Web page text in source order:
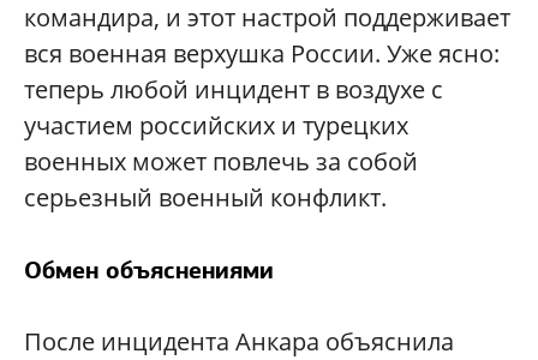
командира, и этот настрой поддерживает
вся военная верхушка России. Уже ясно:
теперь любой инцидент в воздухе с
участием российских и турецких
военных может повлечь за собой
серьезный военный конфликт.
Обмен объяснениями
После инцидента Анкара объяснила